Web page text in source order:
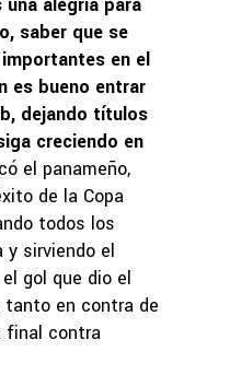
una alegría para
saber que se
en el
es bueno entrar
dejando títulos
creciendo en
el panameño,
de la Copa
todos los
y sirviendo el
gol que dio el
tanto en contra de
final contra